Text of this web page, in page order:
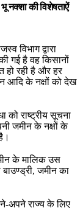
भू नक्शा की विशेषताऐं
विभाग द्वारा
गई है वह किसानों
हो रही है और हर
आदि के नक्षों को देख
को राष्ट्रीय सूचना
जमीन के नक्षों के
के मालिक उस
बाउण्ड्री,जमीन का
-अपने राज्य के लिए